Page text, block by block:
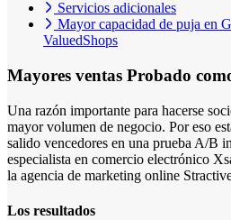
Servicios adicionales
Mayor capacidad de puja en
ValuedShops
Mayores ventas Probado
Una razón importante para hacerse
mayor volumen de negocio. Por eso
salido vencedores en una prueba A/B
especialista en comercio electrónico
la agencia de marketing online
Los resultados